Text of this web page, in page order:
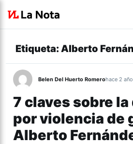
Etiqueta: Alberto
Belen Del Huerto Romerohace 2
7 claves sobre
por violencia de
Alberto